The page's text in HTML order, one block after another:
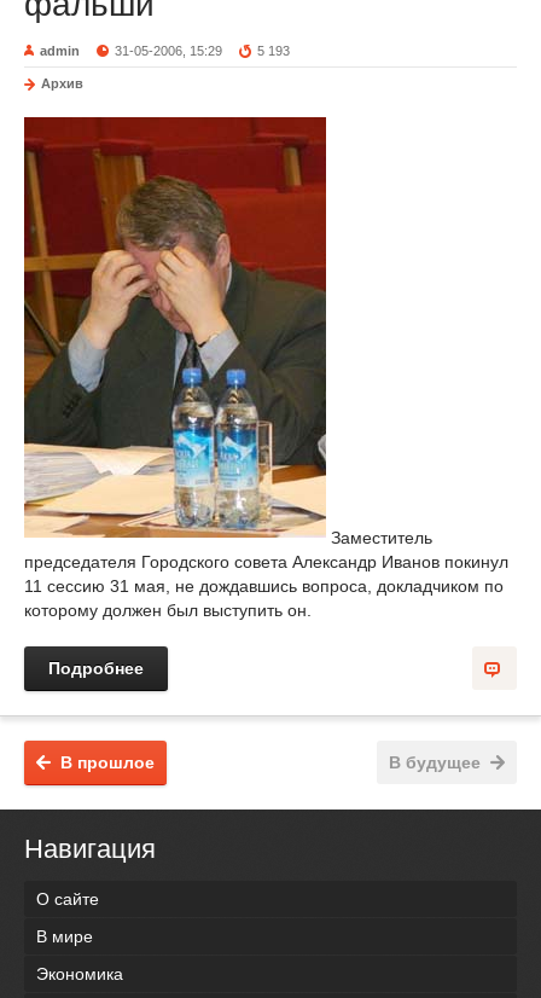
admin 31-05-2006, 15:29 5 193
Архив
Заместитель
председателя Городского совета Александр Иванов покинул
11 сессию 31 мая, не дождавшись вопроса, докладчиком по
которому должен был выступить он.
Подробнее
В будущее
В прошлое
Навигация
О сайте
В мире
Экономика